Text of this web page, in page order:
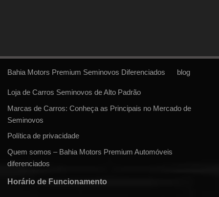
Bahia Motors Premium Seminovos Diferenciados blog
Loja de Carros Seminovos de Alto Padrão
Marcas de Carros: Conheça as Principais no Mercado de
Seminovos
Política de privacidade
Quem somos – Bahia Motors Premium Automóveis
diferenciados
Horário de Funcionamento